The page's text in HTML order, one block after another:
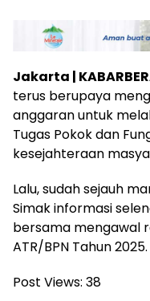
Jakarta |
terus berupaya
anggaran untuk
Tugas Pokok dan
kesejahteraan
Lalu, sudah sejauh
Simak informasi
bersama mengawal
ATR/BPN Tahun
Post Views: 38